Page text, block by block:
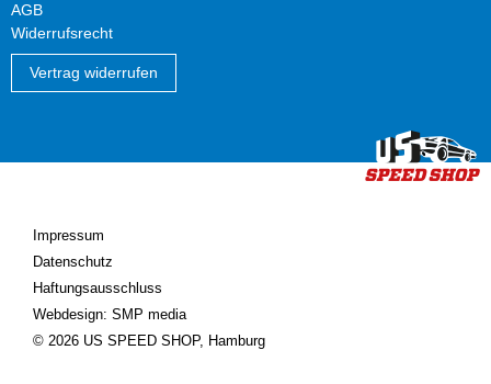
AGB
Widerrufsrecht
Vertrag widerrufen
Impressum
Datenschutz
Haftungsausschluss
Webdesign: SMP media
© 2026 US SPEED SHOP, Hamburg